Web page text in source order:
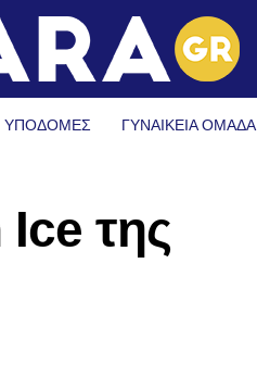
ΥΠΟΔΟΜΈΣ ΓΥΝΑΙΚΕΊΑ ΟΜΆΔΑ
της